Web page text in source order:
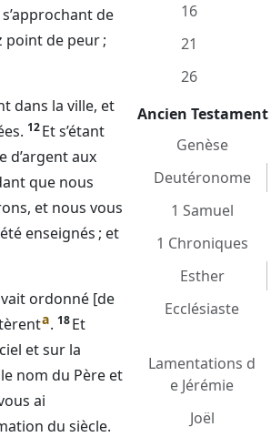
de
point de peur ;
dans la ville, et
12Et s’étant
d’argent aux
que nous
et nous vous
enseignés ; et
ordonné [de
a. 18Et
et sur la
le nom du Père et
ai
du siècle.
16
21
26
Ancien Testament
Genèse
Deutéronome
1 Samuel
1 Chroniques
Esther
Ecclésiaste
Lamentations d
e Jérémie
Joël